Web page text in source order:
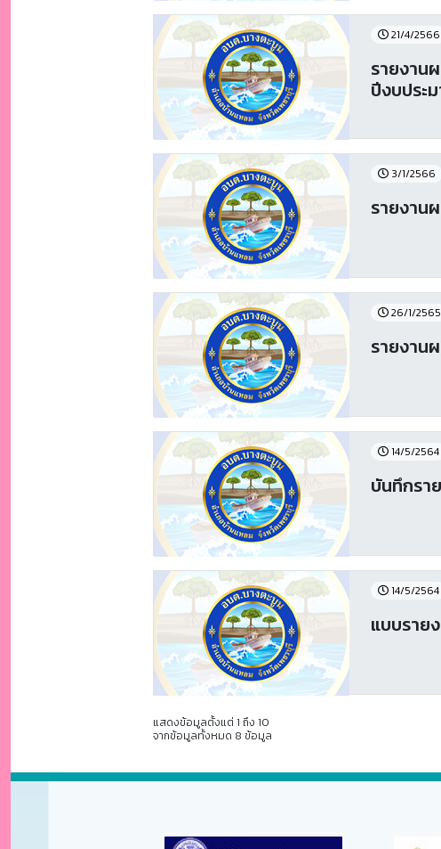
21/4/2566
รายงาน
ปีงบประ
3/1/2566
รายงาน
26/1/2565
รายงาน
14/5/2564
บันทึกรา
14/5/2564
แบบราย
แสดงข้อมูลตั้งแต่ 1 ถึง 10
จากข้อมูลทั้งหมด 8 ข้อมูล